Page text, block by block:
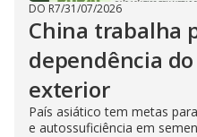
DO R7/31/07/2026
China trabalha
dependência
exterior
País asiático tem metas
e autossuficiência em